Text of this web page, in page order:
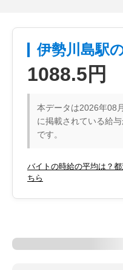
伊勢川島駅
1088.5円
本データは2026年08
に掲載されている給
です。
バイトの時給の平均は？
ちら